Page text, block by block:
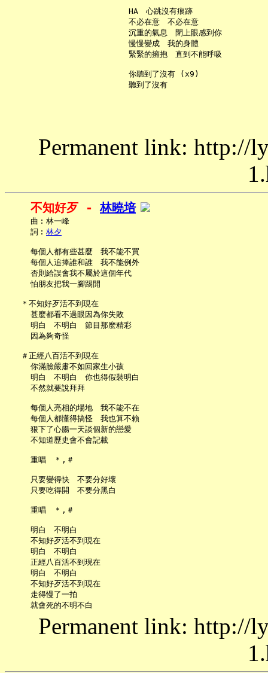
     HA　心跳沒有痕跡
     不必在意　不必在意
     沉重的氣息　閉上眼感到你
     慢慢變成　我的身體
     緊緊的擁抱　直到不能呼吸
     你聽到了沒有 (x9)
Permanent link: http://
不知好歹 - 林曉培
     曲︰林一峰
     詞︰
林夕
     每個人都有些甚麼　我不能不買
     每個人追捧誰和誰　我不能例外
     否則給誤會我不屬於這個年代
     怕朋友把我一腳踢開
   ＊不知好歹活不到現在
     甚麼都看不過眼因為你失敗
     明白　不明白　節目那麼精彩
     因為夠奇怪
   ＃正經八百活不到現在
     你滿臉嚴肅不如回家生小孩
     明白　不明白　你也得假裝明白
     不然就要說拜拜
     每個人亮相的場地　我不能不在
     每個人都懂得搞怪　我也算不賴
     狠下了心腸一天談個新的戀愛
     不知道歷史會不會記載
     重唱　＊,＃
     只要變得快　不要分好壞
     只要吃得開　不要分黑白
     重唱　＊,＃
     明白　不明白
     不知好歹活不到現在
     明白　不明白
     正經八百活不到現在
     明白　不明白
     不知好歹活不到現在
     走得慢了一拍
Permanent link: http://